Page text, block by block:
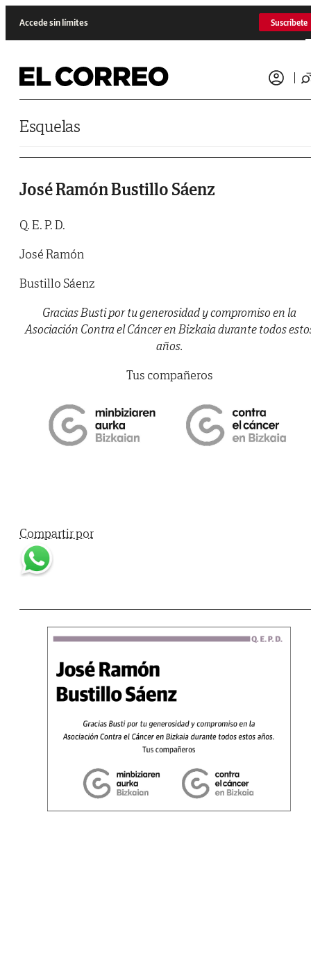
Accede sin límites Suscríbete
Esquelas
José Ramón Bustillo Sáenz
Q. E. P. D.
José Ramón
Bustillo Sáenz
Gracias Busti por tu generosidad y compromiso en la
Asociación Contra el Cáncer en Bizkaia durante todos
años.
Tus compañeros
Compartir por